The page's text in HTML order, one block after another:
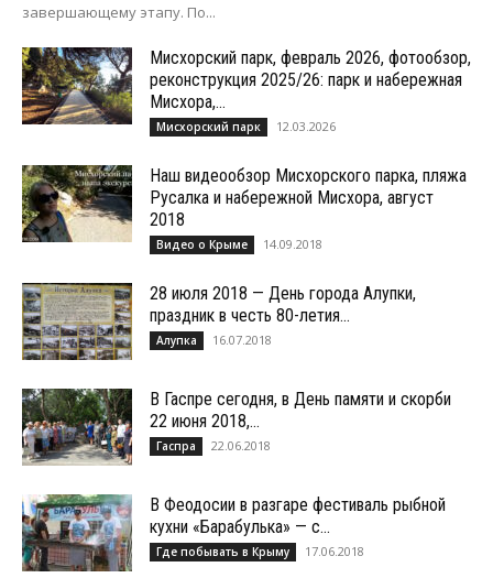
завершающему этапу. По...
Мисхорский парк, февраль 2026, фотообзор,
реконструкция 2025/26: парк и набережная
Мисхора,...
Мисхорский парк 12.03.2026
Наш видеообзор Мисхорского парка, пляжа
Русалка и набережной Мисхора, август
2018
Видео о Крыме 14.09.2018
28 июля 2018 — День города Алупки,
праздник в честь 80-летия...
Алупка 16.07.2018
В Гаспре сегодня, в День памяти и скорби
22 июня 2018,...
Гаспра 22.06.2018
В Феодосии в разгаре фестиваль рыбной
кухни «Барабулька» — с...
Где побывать в Крыму 17.06.2018